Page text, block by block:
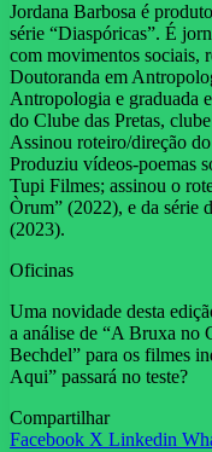
Jordana Barbosa é
série “Diaspóricas”. É
com movimentos sociais,
Doutoranda em
Antropologia e graduada
do Clube das Pretas,
Assinou roteiro/direção
Produziu vídeos-poemas
Tupi Filmes; assinou o
Òrum” (2022), e da série
(2023).
Oficinas
Uma novidade desta
a análise de “A Bruxa no
Bechdel” para os filmes
Aqui” passará no teste?
Compartilhar
Facebook X Linkedin